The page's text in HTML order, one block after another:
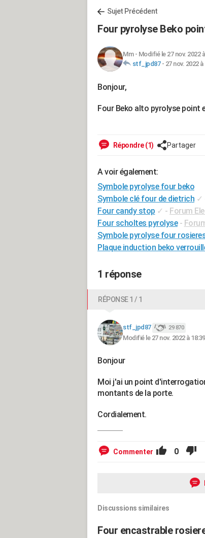
Sujet Précédent
Four pyrolyse Beko
Mm- Modifié le 27 nov. 2022
stf_jpd87- 27 nov. 2022 à
Bonjour,
Four Beko alto pyrolyse point
Répondre (1) Partager
A voir également:
Symbole pyrolyse four beko
Symbole clé four de dietrich ✓
Four candy stop ✓ - Forum
Four scholtes pyrolyse -
Symbole pyrolyse four
Plaque induction beko
1 réponse
RÉPONSE 1 / 1
stf_jpd87 29 870
Modifié le 27 nov. 2022 à 18:39
Bonjour
Moi j'ai un point
montants de la porte.
Cordialement.
Commenter 0
Discussions similaires
Four encastrable